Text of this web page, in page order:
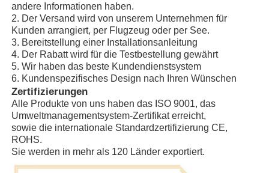
andere Informationen haben.
2. Der Versand wird von unserem Unternehmen für
Kunden arrangiert, per Flugzeug oder per See.
3. Bereitstellung einer Installationsanleitung
4. Der Rabatt wird für die Testbestellung gewährt
5. Wir haben das beste Kundendienstsystem
6. Kundenspezifisches Design nach Ihren Wünschen
Zertifizierungen
Alle Produkte von uns haben das ISO 9001, das
Umweltmanagementsystem-Zertifikat erreicht,
sowie die internationale Standardzertifizierung CE,
ROHS.
Sie werden in mehr als 120 Länder exportiert.